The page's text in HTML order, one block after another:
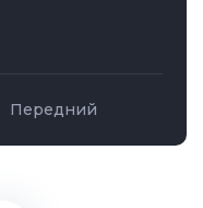
Передний